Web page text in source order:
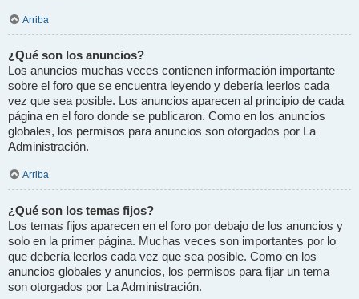
Arriba
¿Qué son los anuncios?
Los anuncios muchas veces contienen información importante
sobre el foro que se encuentra leyendo y debería leerlos cada
vez que sea posible. Los anuncios aparecen al principio de cada
página en el foro donde se publicaron. Como en los anuncios
globales, los permisos para anuncios son otorgados por La
Administración.
Arriba
¿Qué son los temas fijos?
Los temas fijos aparecen en el foro por debajo de los anuncios y
solo en la primer página. Muchas veces son importantes por lo
que debería leerlos cada vez que sea posible. Como en los
anuncios globales y anuncios, los permisos para fijar un tema
son otorgados por La Administración.